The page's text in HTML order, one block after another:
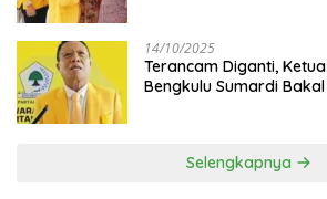
14/10/2025
Terancam Diganti,
Bengkulu Sumardi
Selengkapnya